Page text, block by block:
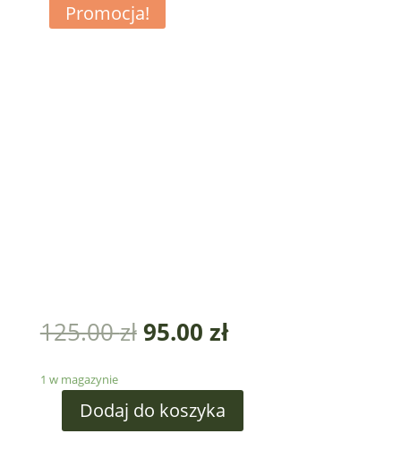
Promocja!
125.00zł 95.00 zł
1 w magazynie
Dodaj do koszyka